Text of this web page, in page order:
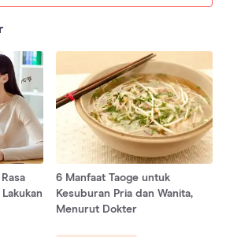
6 Manfaat Taoge untuk
Kesuburan Pria dan Wanita,
Menurut Dokter